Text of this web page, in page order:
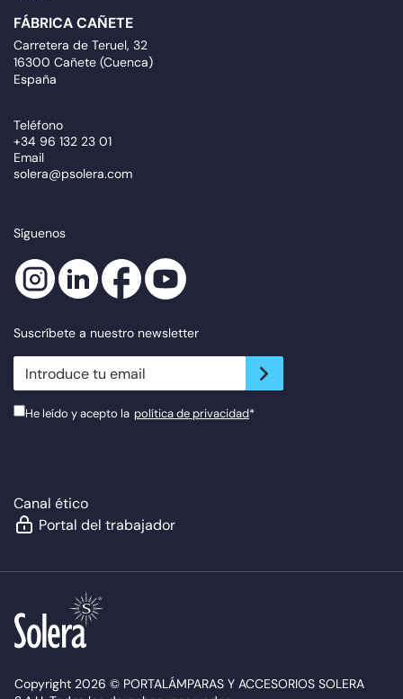
FÁBRICA CAÑETE
Carretera de Teruel, 32
16300 Cañete (Cuenca)
España
Teléfono
+34 96 132 23 01
Email
solera@psolera.com
Síguenos
Suscríbete a nuestro newsletter
newsletter.suscribe
He leído y acepto la política de privacidad*
Canal ético
Portal del trabajador
Copyright 2026 © PORTALÁMPARAS Y ACCESORIOS SOLERA